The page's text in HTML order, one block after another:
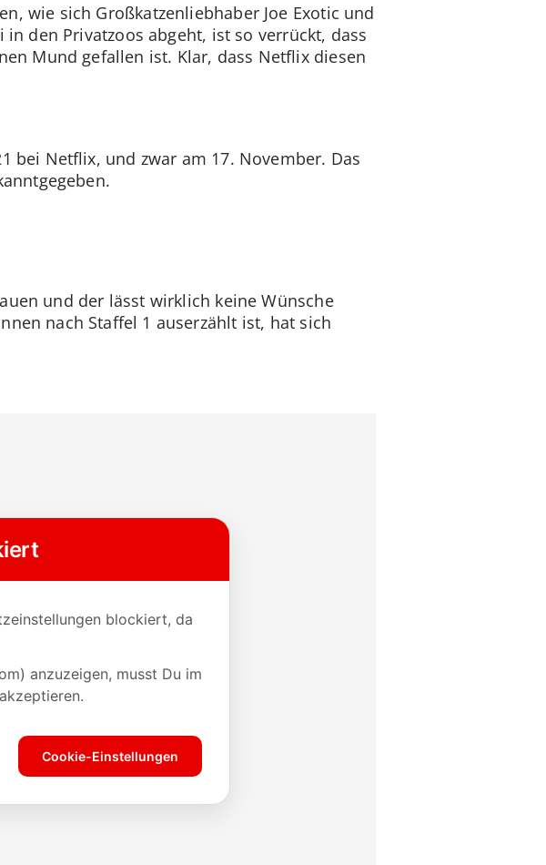
wie sich Großkatzenliebhaber Joe Exotic und
den Privatzoos abgeht, ist so verrückt, dass
Mund gefallen ist. Klar, dass Netflix diesen
bei Netflix, und zwar am 17. November. Das
und der lässt wirklich keine Wünsche
nach Staffel 1 auserzählt ist, hat sich